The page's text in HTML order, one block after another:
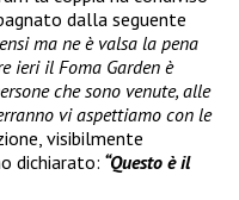
dalla seguente
ma ne è valsa la pena
ieri il Foma Garden è
che sono venute, alle
vi aspettiamo con le
visibilmente
dichiarato: “Questo è il